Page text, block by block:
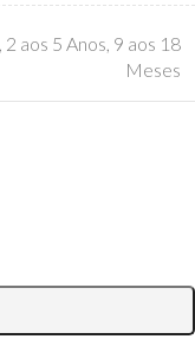
2 aos 5 Anos 9 aos 18
Meses